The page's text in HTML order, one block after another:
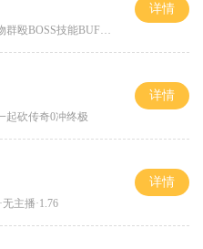
BOSS技能BUFF铭文B
详情
起砍传奇0冲终极
详情
主播·1.76
详情